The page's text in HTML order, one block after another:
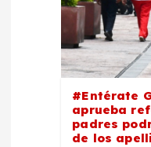
#Entérate
aprueba
padres
de los